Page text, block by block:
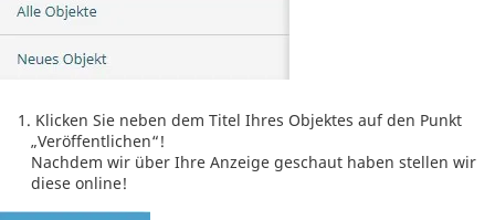
Klicken Sie neben dem Titel Ihres Objektes auf den Punkt
„Veröffentlichen“!
Nachdem wir über Ihre Anzeige geschaut haben stellen wir
diese online!